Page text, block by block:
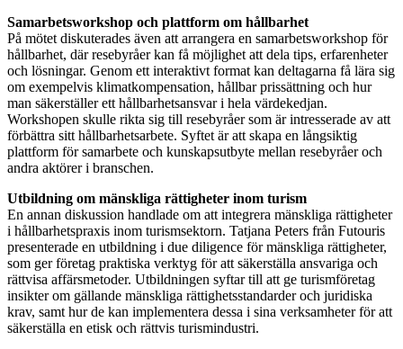
Samarbetsworkshop och plattform om hållbarhet
På mötet diskuterades även att arrangera en samarbetsworkshop för
hållbarhet, där resebyråer kan få möjlighet att dela tips, erfarenheter
och lösningar. Genom ett interaktivt format kan deltagarna få lära sig
om exempelvis klimatkompensation, hållbar prissättning och hur
man säkerställer ett hållbarhetsansvar i hela värdekedjan.
Workshopen skulle rikta sig till resebyråer som är intresserade av att
förbättra sitt hållbarhetsarbete. Syftet är att skapa en långsiktig
plattform för samarbete och kunskapsutbyte mellan resebyråer och
andra aktörer i branschen.
Utbildning om mänskliga rättigheter inom turism
En annan diskussion handlade om att integrera mänskliga rättigheter
i hållbarhetspraxis inom turismsektorn. Tatjana Peters från Futouris
presenterade en utbildning i due diligence för mänskliga rättigheter,
som ger företag praktiska verktyg för att säkerställa ansvariga och
rättvisa affärsmetoder. Utbildningen syftar till att ge turismföretag
insikter om gällande mänskliga rättighetsstandarder och juridiska
krav, samt hur de kan implementera dessa i sina verksamheter för att
säkerställa en etisk och rättvis turismindustri.